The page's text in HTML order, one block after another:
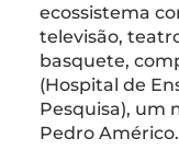
ecossistema
televisão,
basquete,
(Hospital de
Pesquisa), um
Pedro Américo.